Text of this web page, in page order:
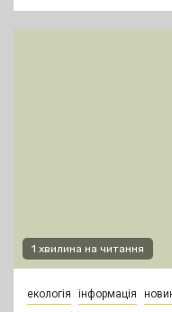
1 хвилина на читання
екологія інформація